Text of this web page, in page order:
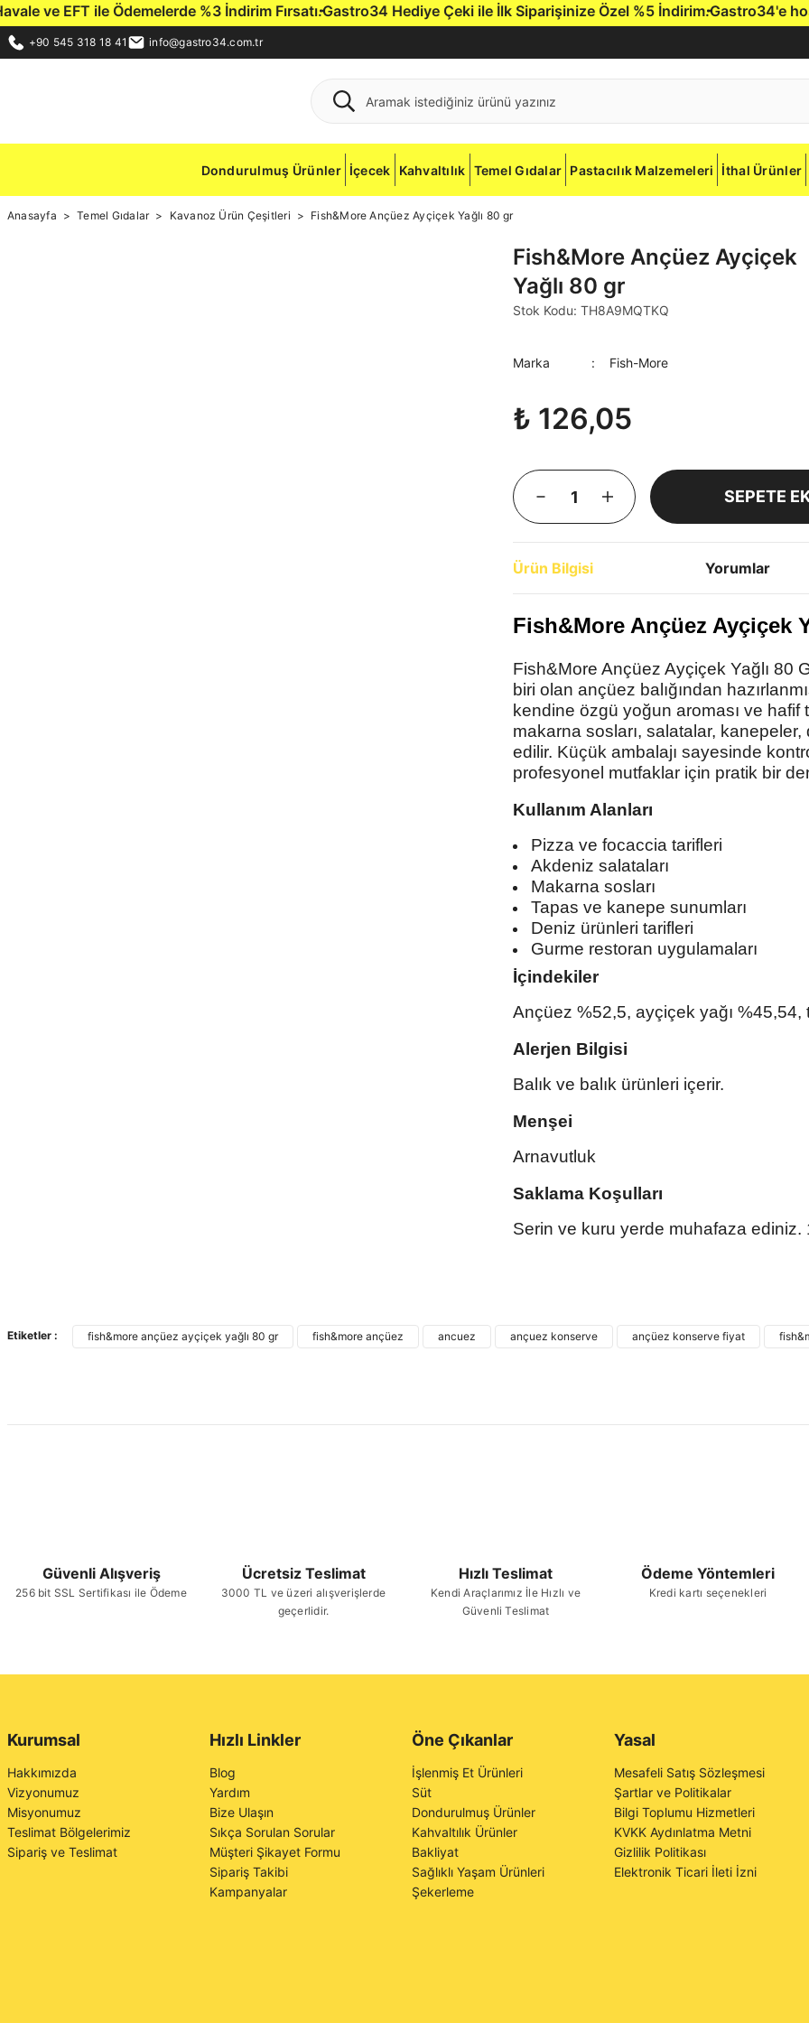
ile Ödemelerde %3 İndirim Fırsatı.Gastro34 Hediye Çeki ile İlk Siparişinize Özel %5 İndirim.Gastro34'e hoş
+90 545 318 18 41 info@gastro34.com.tr
Dondurulmuş Ürünler İçecek Kahvaltılık Temel Gıdalar Pastacılık Malzemeleri İthal Ürünler
Anasayfa Temel Gıdalar Kavanoz Ürün Çeşitleri Fish&More Ançüez Ayçiçek Yağlı 80 gr
Fish&More Ançüez Ayçiçek
Yağlı 80 gr
Stok Kodu: TH8A9MQTKQ
Marka Fish-More
₺ 126,05
SEPETE
Ürün Bilgisi Yorumlar
Fish&More Ançüez Ayçiçek
Fish&More Ançüez Ayçiçek Yağlı 80
biri olan ançüez balığından
kendine özgü yoğun aroması ve hafif
makarna sosları, salatalar,
edilir. Küçük ambalajı sayesinde
profesyonel mutfaklar için pratik bir
Kullanım Alanları
Pizza ve focaccia tarifleri
Akdeniz salataları
Makarna sosları
Tapas ve kanepe sunumları
Deniz ürünleri tarifleri
Gurme restoran uygulamaları
İçindekiler
Ançüez %52,5, ayçiçek yağı
Alerjen Bilgisi
Balık ve balık ürünleri içerir.
Menşei
Arnavutluk
Saklama Koşulları
Serin ve kuru yerde muhafaza ediniz.
Ürün bilgilerinde hatalar bulunuyor.
Etiketler : fish&more ançüez ayçiçek yağlı 80 gr fish&more ançüez ancuez ançuez konserve ançüez konserve fiyat
Güvenli Alışveriş
256 bit SSL Sertifikası ile Ödeme
Ücretsiz Teslimat
3000 TL ve üzeri alışverişlerde
geçerlidir.
Hızlı Teslimat
Kendi Araçlarımız İle Hızlı ve
Güvenli Teslimat
Ödeme Yöntemleri
Kredi kartı seçenekleri
Kurumsal
Hakkımızda
Vizyonumuz
Misyonumuz
Teslimat Bölgelerimiz
Sipariş ve Teslimat
Hızlı Linkler
Blog
Yardım
Bize Ulaşın
Sıkça Sorulan Sorular
Müşteri Şikayet Formu
Sipariş Takibi
Kampanyalar
Öne Çıkanlar
İşlenmiş Et Ürünleri
Süt
Dondurulmuş Ürünler
Kahvaltılık Ürünler
Bakliyat
Sağlıklı Yaşam Ürünleri
Şekerleme
Yasal
Mesafeli Satış Sözleşmesi
Şartlar ve Politikalar
Bilgi Toplumu Hizmetleri
KVKK Aydınlatma Metni
Gizlilik Politikası
Elektronik Ticari İleti İzni